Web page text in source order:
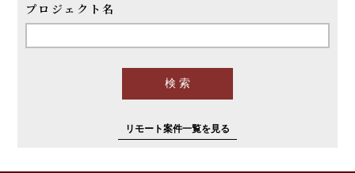
プロジェクト名
リモート案件一覧を見る